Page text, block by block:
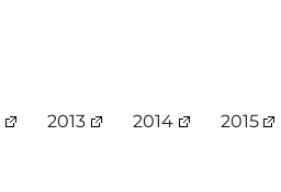
2013 2014 2015